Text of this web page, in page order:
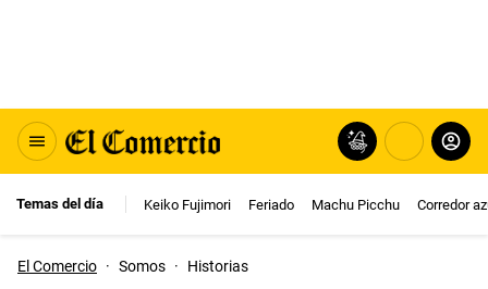
Temas del día Keiko Fujimori Feriado Machu Picchu Corredor
El Comercio · Somos · Historias